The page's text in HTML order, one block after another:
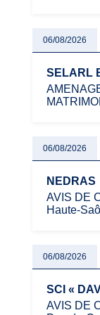
06/08/2026
SELARL
06/08/2026
NEDRAS
AVIS DE
Haute-
06/08/2026
SCI «
AVIS DE